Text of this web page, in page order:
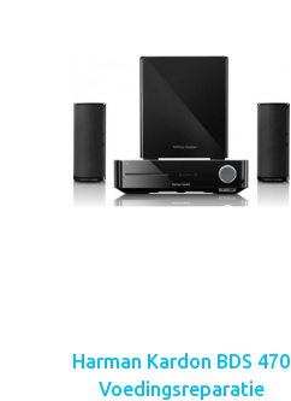
Harman Kardon BDS 470
Voedingsreparatie